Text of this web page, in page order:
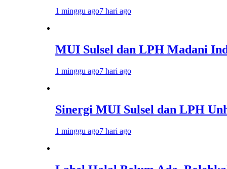
1 minggu ago7 hari ago
MUI Sulsel dan LPH Madani Indonesia
1 minggu ago7 hari ago
Sinergi MUI Sulsel dan LPH Unhas
1 minggu ago7 hari ago